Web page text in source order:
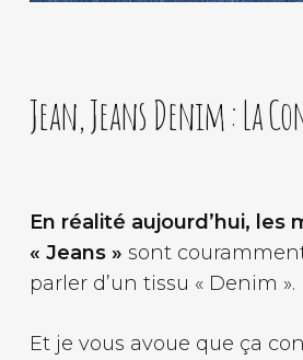
Jean, Jeans Denim : La
En réalité aujourd’hui, les
« Jeans » sont
parler d’un tissu « Denim ».
Et je vous avoue que ça